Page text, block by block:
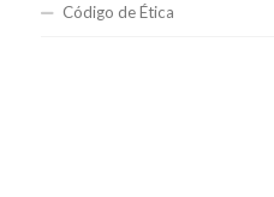
Código de Ética